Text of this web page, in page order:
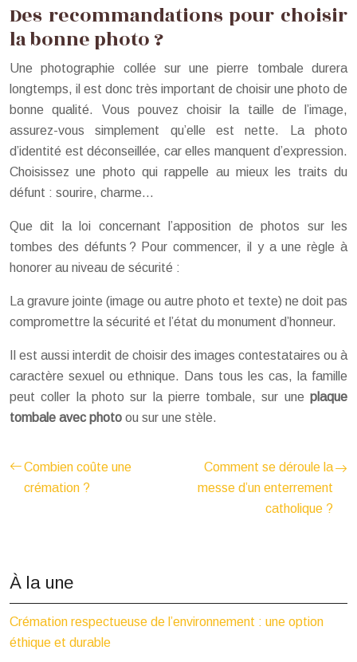
Des recommandations pour choisir
la bonne photo ?
Une photographie collée sur une pierre tombale durera
longtemps, il est donc très important de choisir une photo de
bonne qualité. Vous pouvez choisir la taille de l’image,
assurez-vous simplement qu’elle est nette. La photo
d’identité est déconseillée, car elles manquent d’expression.
Choisissez une photo qui rappelle au mieux les traits du
défunt : sourire, charme…
Que dit la loi concernant l’apposition de photos sur les
tombes des défunts ? Pour commencer, il y a une règle à
honorer au niveau de sécurité :
La gravure jointe (image ou autre photo et texte) ne doit pas
compromettre la sécurité et l’état du monument d’honneur.
Il est aussi interdit de choisir des images contestataires ou à
caractère sexuel ou ethnique. Dans tous les cas, la famille
peut coller la photo sur la pierre tombale, sur une plaque
tombale avec photo ou sur une stèle.
Combien coûte une
crémation ?
Comment se déroule la
messe d’un enterrement
catholique ?
À la une
Crémation respectueuse de l’environnement : une option
éthique et durable